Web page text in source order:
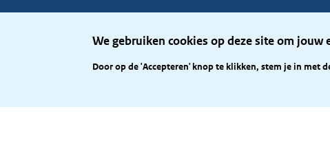
We gebruiken cookies op deze site om jouw
Door op de 'Accepteren' knop te klikken, stem je in met